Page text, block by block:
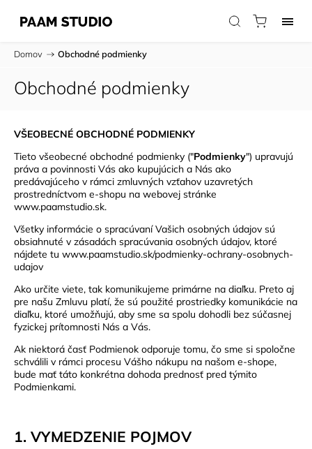
Domov / Obchodné podmienky
Obchodné podmienky
VŠEOBECNÉ OBCHODNÉ PODMIENKY
Tieto všeobecné obchodné podmienky ("Podmienky") upravujú
práva a povinnosti Vás ako kupujúcich a Nás ako
predávajúceho v rámci zmluvných vzťahov uzavretých
prostredníctvom e-shopu na webovej stránke
www.paamstudio.sk.
Všetky informácie o spracúvaní Vašich osobných údajov sú
obsiahnuté v zásadách spracúvania osobných údajov, ktoré
nájdete tu www.paamstudio.sk/podmienky-ochrany-osobnych-
udajov
Ako určite viete, tak komunikujeme primárne na diaľku. Preto aj
pre našu Zmluvu platí, že sú použité prostriedky komunikácie na
diaľku, ktoré umožňujú, aby sme sa spolu dohodli bez súčasnej
fyzickej prítomnosti Nás a Vás.
Ak niektorá časť Podmienok odporuje tomu, čo sme si spoločne
schválili v rámci procesu Vášho nákupu na našom e-shope,
bude mať táto konkrétna dohoda prednosť pred týmito
Podmienkami.
1. VYMEDZENIE POJMOV